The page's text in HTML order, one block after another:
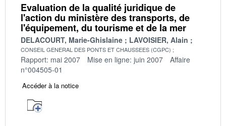
Evaluation de la qualité juridique de
l'action du ministère des transports, de
l'équipement, du tourisme et de la mer
DELACOURT, Marie-Ghislaine LAVOISIER, Alain
CONSEIL GENERAL DES PONTS ET CHAUSSEES (CGPC)
Rapport: mai 2007 Mise en ligne: juin 2007
Affaire
n°004505-01
Accéder à la notice